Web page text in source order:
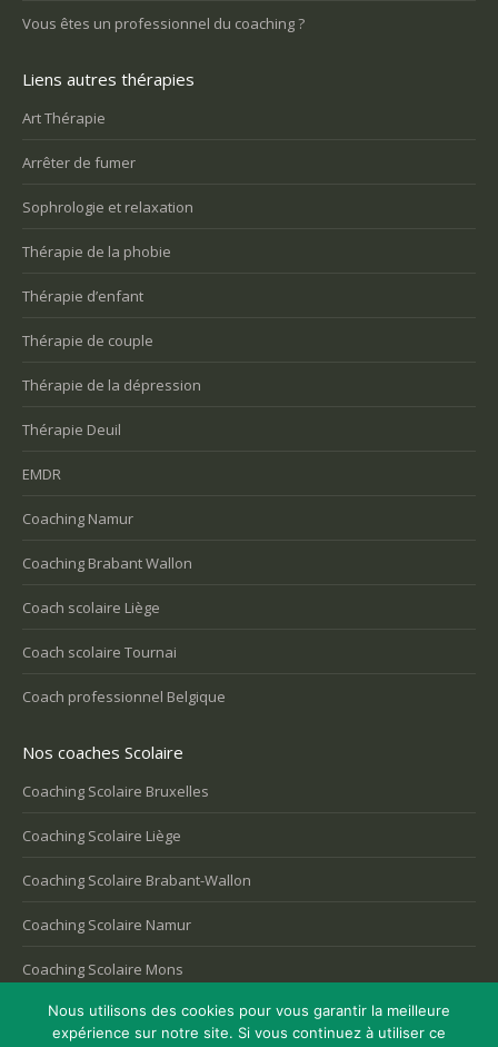
Vous êtes un professionnel du coaching ?
Liens autres thérapies
Art Thérapie
Arrêter de fumer
Sophrologie et relaxation
Thérapie de la phobie
Thérapie d’enfant
Thérapie de couple
Thérapie de la dépression
Thérapie Deuil
EMDR
Coaching Namur
Coaching Brabant Wallon
Coach scolaire Liège
Coach scolaire Tournai
Coach professionnel Belgique
Nos coaches Scolaire
Coaching Scolaire Bruxelles
Coaching Scolaire Liège
Coaching Scolaire Brabant-Wallon
Coaching Scolaire Namur
Coaching Scolaire Mons
Nous utilisons des cookies pour vous garantir la meilleure
expérience sur notre site. Si vous continuez à utiliser ce